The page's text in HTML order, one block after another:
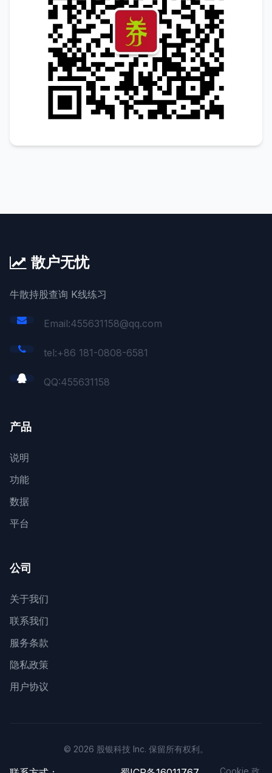
散户无忧
牛散持股查询 K线练习
Email:455631158@qq.com
tel:+86 181-0808-6581
QQ:455631158
产品
说明
功能
数据
平台
公司
关于我们
联系我们
服务条款
隐私政策
用户协议
© 2026 股银科技 Inc. 保留所有权利。
Cookie 政